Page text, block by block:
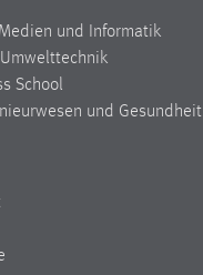
und Informatik
School
und Gesundheit